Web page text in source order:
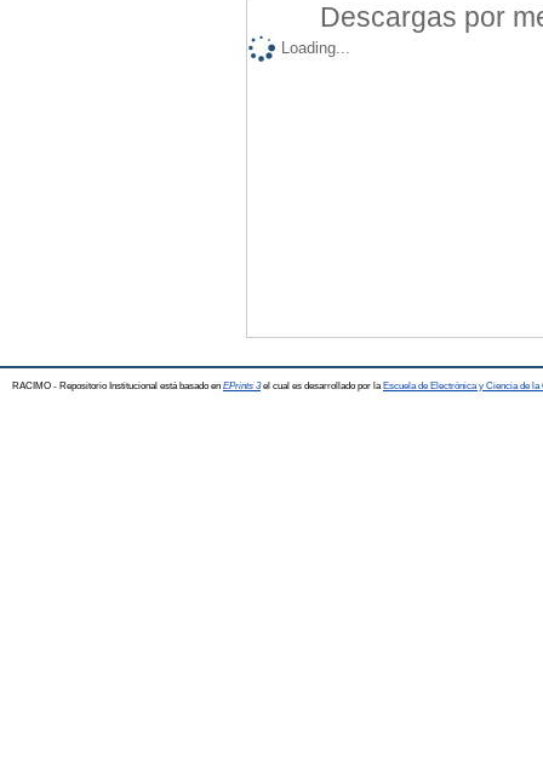
Descargas por
Loading...
RACIMO - Repositorio Institucional está basado en EPrints 3el cual es desarrollado por la Escuela de Electrónica y Ciencia de la